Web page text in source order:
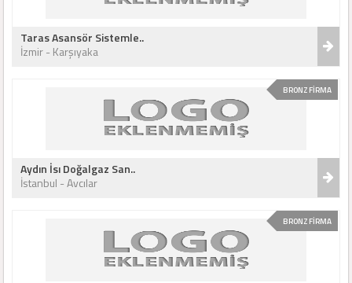
Taras Asansör Sistemle..
İzmir - Karşıyaka
BRONZ FİRMA
Aydın İsı Doğalgaz San..
İstanbul - Avcılar
BRONZ FİRMA